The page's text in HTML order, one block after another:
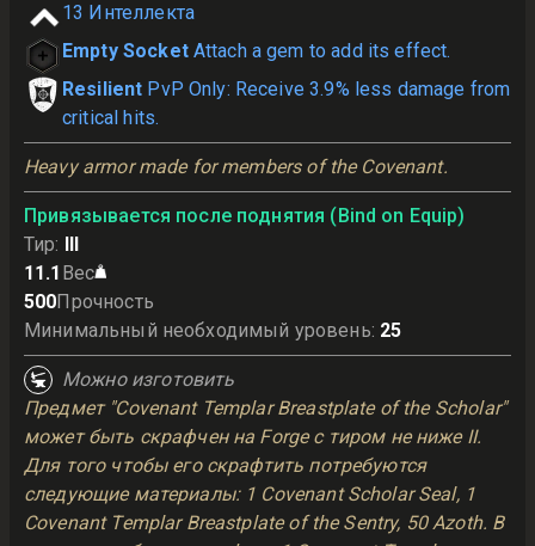
13 Интеллекта
Empty Socket Attach a gem to add its effect.
Resilient PvP Only: Receive 3.9% less damage from
critical hits.
Heavy armor made for members of the Covenant.
Привязывается после поднятия (Bind on Equip)
Тир: III
11.1 Вес
500Прочность
Минимальный необходимый уровень: 25
Можно изготовить
Предмет "Covenant Templar Breastplate of the Scholar"
может быть скрафчен на Forge с тиром не ниже II.
Для того чтобы его скрафтить потребуются
следующие материалы: 1 Covenant Scholar Seal, 1
Covenant Templar Breastplate of the Sentry, 50 Azoth. В